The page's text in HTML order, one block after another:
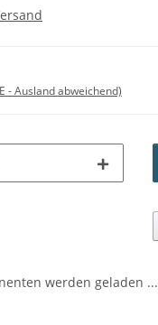
- Ausland abweichend)
werden geladen ...